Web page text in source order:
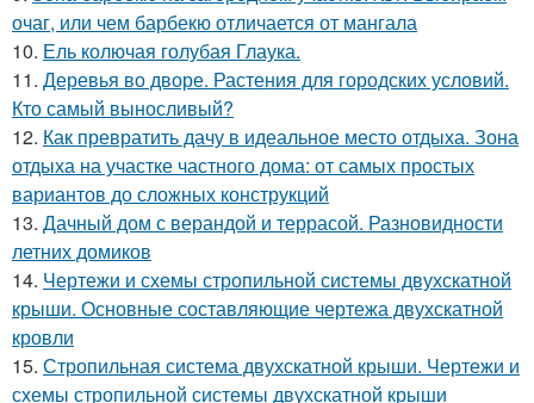
очаг, или чем барбекю отличается от мангала
10. Ель колючая голубая Глаука.
11. Деревья во дворе. Растения для городских условий.
Кто самый выносливый?
12. Как превратить дачу в идеальное место отдыха. Зона
отдыха на участке частного дома: от самых простых
вариантов до сложных конструкций
13. Дачный дом с верандой и террасой. Разновидности
летних домиков
14. Чертежи и схемы стропильной системы двухскатной
крыши. Основные составляющие чертежа двухскатной
кровли
15. Стропильная система двухскатной крыши. Чертежи и
схемы стропильной системы двухскатной крыши